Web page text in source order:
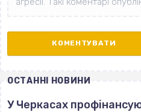
ОСТАННІ НОВИНИ
У Черкасах